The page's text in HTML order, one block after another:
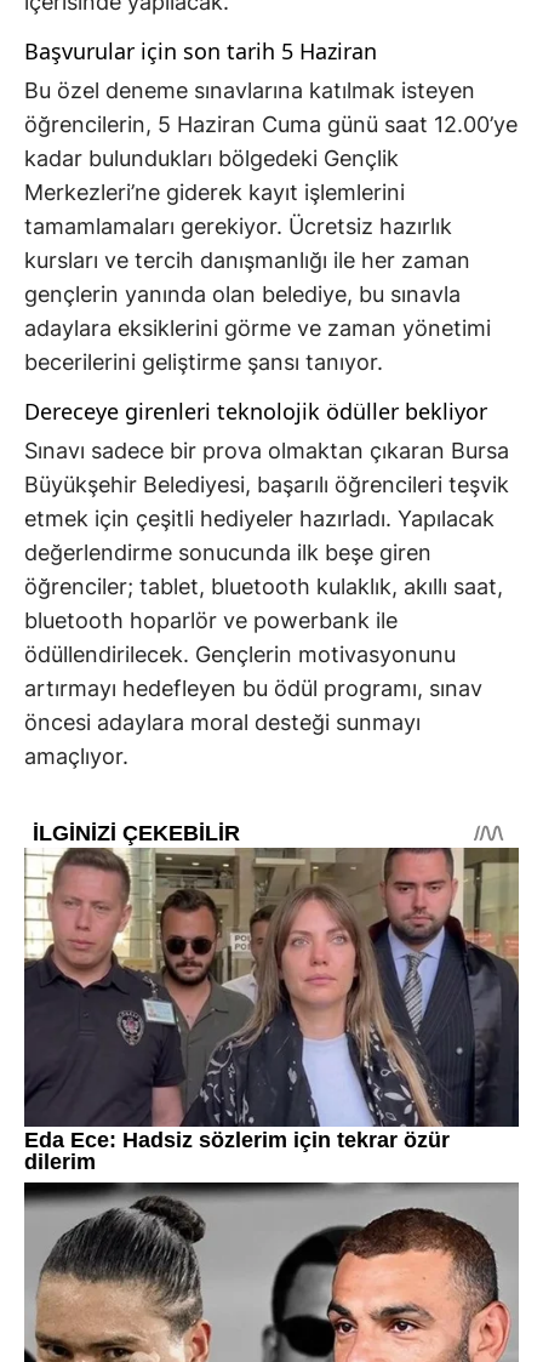
Başvurular için son tarih 5 Haziran
Bu özel deneme sınavlarına katılmak isteyen
öğrencilerin, 5 Haziran Cuma günü saat 12.00’ye
kadar bulundukları bölgedeki Gençlik
Merkezleri’ne giderek kayıt işlemlerini
tamamlamaları gerekiyor. Ücretsiz hazırlık
kursları ve tercih danışmanlığı ile her zaman
gençlerin yanında olan belediye, bu sınavla
adaylara eksiklerini görme ve zaman yönetimi
becerilerini geliştirme şansı tanıyor.
Dereceye girenleri teknolojik ödüller bekliyor
Sınavı sadece bir prova olmaktan çıkaran Bursa
Büyükşehir Belediyesi, başarılı öğrencileri teşvik
etmek için çeşitli hediyeler hazırladı. Yapılacak
değerlendirme sonucunda ilk beşe giren
öğrenciler; tablet, bluetooth kulaklık, akıllı saat,
bluetooth hoparlör ve powerbank ile
ödüllendirilecek. Gençlerin motivasyonunu
artırmayı hedefleyen bu ödül programı, sınav
öncesi adaylara moral desteği sunmayı
amaçlıyor.